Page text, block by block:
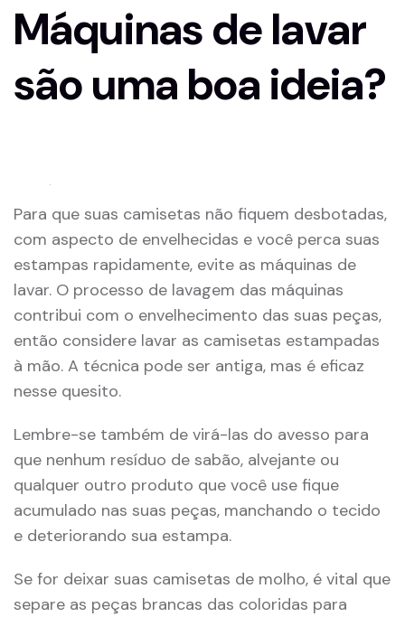
Máquinas de lavar
são uma boa ideia?
Para que suas camisetas não fiquem desbotadas,
com aspecto de envelhecidas e você perca suas
estampas rapidamente, evite as máquinas de
lavar. O processo de lavagem das máquinas
contribui com o envelhecimento das suas peças,
então considere lavar as camisetas estampadas
à mão. A técnica pode ser antiga, mas é eficaz
nesse quesito.
Lembre-se também de virá-las do avesso para
que nenhum resíduo de sabão, alvejante ou
qualquer outro produto que você use fique
acumulado nas suas peças, manchando o tecido
e deteriorando sua estampa.
Se for deixar suas camisetas de molho, é vital que
separe as peças brancas das coloridas para